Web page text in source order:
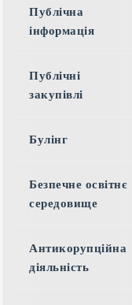
Публічна
інформація
Публічні
закупівлі
Булінг
Безпечне освітнє
середовище
Антикорупційна
діяльність